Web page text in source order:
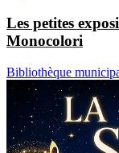
Les petites
Monocolori
Bibliothèque